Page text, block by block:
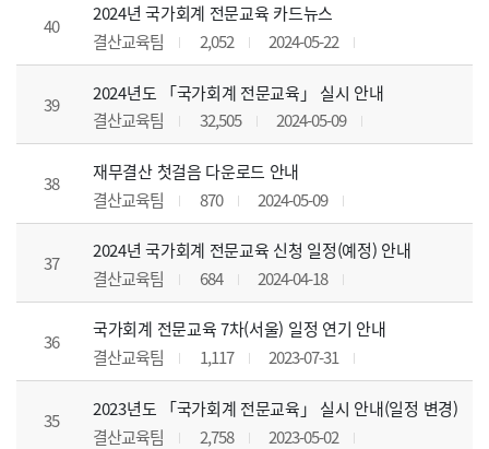
40
2024년 국가회계 전문교육 카드뉴스
결산교육팀
2,052 2024-05-22
39
2024년도 「국가회계 전문교육」 실시 안내
결산교육팀
32,505 2024-05-09
38
재무결산 첫걸음 다운로드 안내
결산교육팀
870 2024-05-09
37
2024년 국가회계 전문교육 신청 일정(예정) 안내
결산교육팀
684 2024-04-18
36
국가회계 전문교육 7차(서울) 일정 연기 안내
결산교육팀
1,117 2023-07-31
35
2023년도 「국가회계 전문교육」 실시 안내(일정 변경)
결산교육팀
2,758 2023-05-02